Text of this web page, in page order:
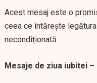
Acest mesaj este o
ceea ce întărește
necondiționată.
Mesaje de ziua iubitei